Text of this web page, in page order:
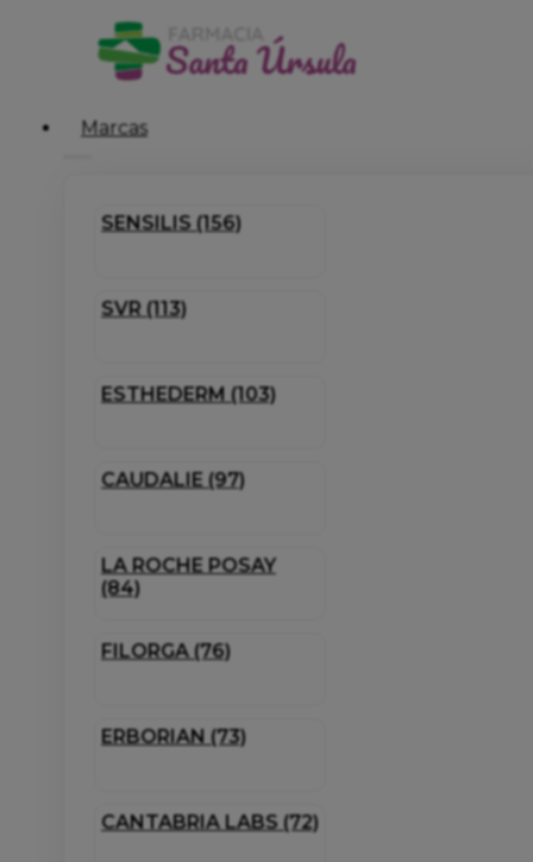
Marcas
SENSILIS (156)
SVR (113)
ESTHEDERM (103)
CAUDALIE (97)
LA ROCHE POSAY
(84)
FILORGA (76)
ERBORIAN (73)
CANTABRIA LABS (72)